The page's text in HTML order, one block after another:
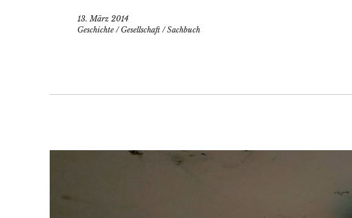
13. März 2014
Geschichte /Gesellschaft /Sachbuch